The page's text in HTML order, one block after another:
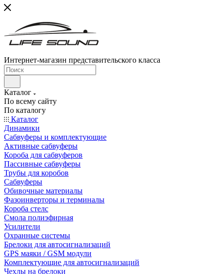
Интернет-магазин представительского класса
Каталог
По всему сайту
По каталогу
Каталог
Динамики
Сабвуферы и комплектующие
Активные сабвуферы
Короба для сабвуферов
Пассивные сабвуферы
Трубы для коробов
Сабвуферы
Обивочные материалы
Фазоинверторы и терминалы
Короба стелс
Смола полиэфирная
Усилители
Охранные системы
Брелоки для автосигнализаций
GPS маяки / GSM модули
Комплектующие для автосигнализаций
Чехлы на брелоки